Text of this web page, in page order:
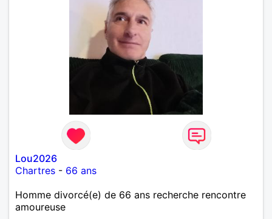
Lou2026
Chartres - 66 ans
Homme divorcé(e) de 66 ans recherche rencontre
amoureuse